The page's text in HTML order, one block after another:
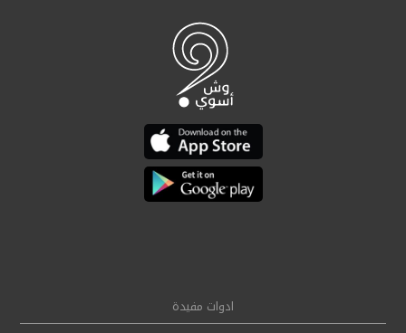
ادوات مفيدة